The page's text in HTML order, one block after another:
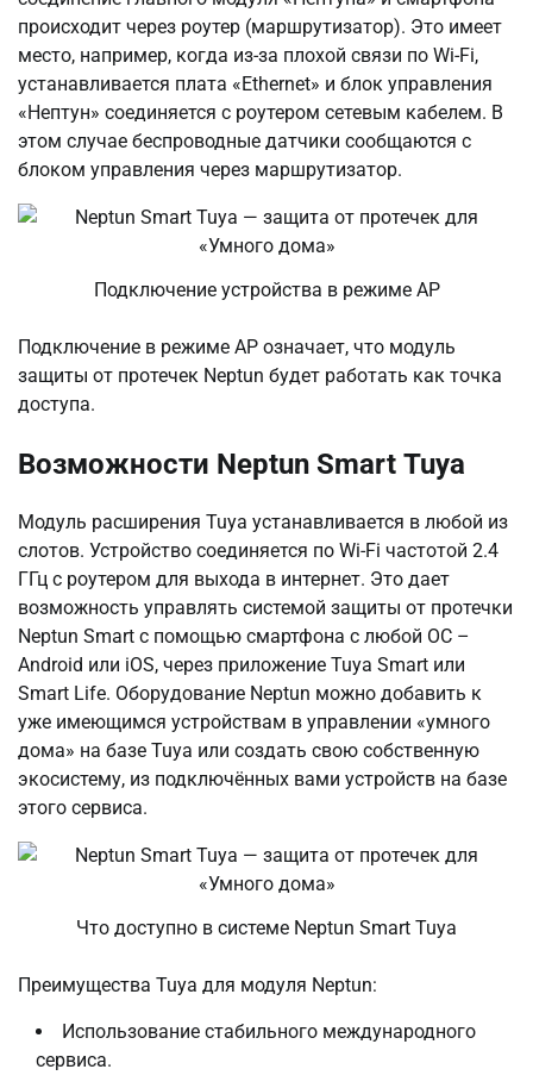
происходит через роутер (маршрутизатор). Это имеет
место, например, когда из-за плохой связи по Wi-Fi,
устанавливается плата «Ethernet» и блок управления
«Нептун» соединяется с роутером сетевым кабелем. В
этом случае беспроводные датчики сообщаются с
блоком управления через маршрутизатор.
Подключение устройства в режиме AP
Подключение в режиме AP означает, что модуль
защиты от протечек Neptun будет работать как точка
доступа.
Возможности Neptun Smart Tuya
Модуль расширения Tuya устанавливается в любой из
слотов. Устройство соединяется по Wi-Fi частотой 2.4
ГГц c роутером для выхода в интернет. Это дает
возможность управлять системой защиты от протечки
Neptun Smart с помощью смартфона с любой ОС –
Android или iOS, через приложение Tuya Smart или
Smart Life. Оборудование Neptun можно добавить к
уже имеющимся устройствам в управлении «умного
дома» на базе Tuya или создать свою собственную
экосистему, из подключённых вами устройств на базе
этого сервиса.
Что доступно в системе Neptun Smart Tuya
Преимущества Tuya для модуля Neptun:
Использование стабильного международного
сервиса.